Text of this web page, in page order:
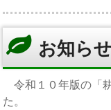
お知らせ
令和１０年版の「
た。